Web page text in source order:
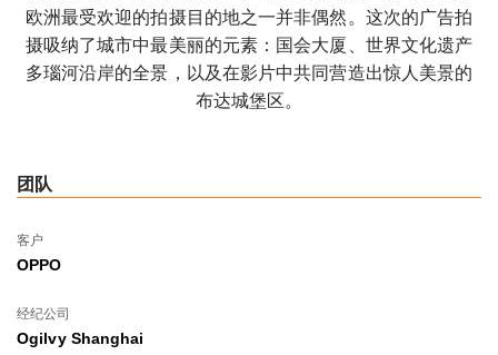
欧洲最受欢迎的拍摄目的地之一并非偶然。这次的广告拍
摄吸纳了城市中最美丽的元素：国会大厦、世界文化遗产
多瑙河沿岸的全景，以及在影片中共同营造出惊人美景的
布达城堡区。
团队
客户
OPPO
经纪公司
Ogilvy Shanghai